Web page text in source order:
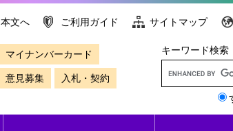
本文へ ご利用ガイド サイトマップ
マイナンバーカード
意見募集 入札・契約
キーワード検索